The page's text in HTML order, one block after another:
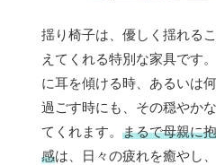
揺り椅子は、優しく揺れる
えてくれる特別な家具です
に耳を傾ける時、あるいは
過ごす時にも、その穏やか
てくれます。 まるで母親に
感は、日々の疲れを癒やし